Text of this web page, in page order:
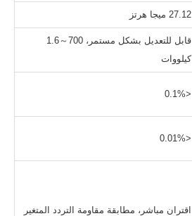
27.12 ميجا هرتز
قابل للتعديل بشكل مستمر، 700～1.6
كيلووات
<0.1%
<0.01%
اقتران مباشر، مطابقة مقاومة التردد المتغير